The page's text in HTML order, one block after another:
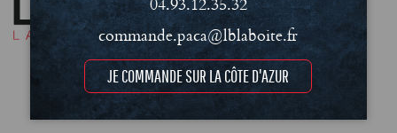
commande.paca@lblaboite.fr
JE COMMANDE SUR LA CÔTE D'AZUR